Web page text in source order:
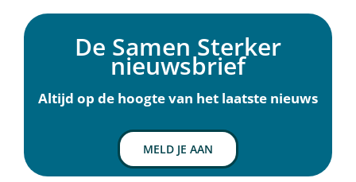
Inwoners
Ervaringen
Over Samen Sterker
Nieuws
De Samen Sterker
nieuwsbrief
Altijd op de hoogte van het laatste nieuws
MELD JE AAN